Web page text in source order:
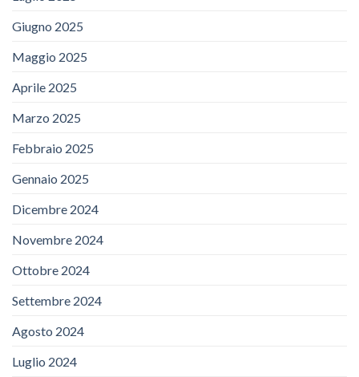
Giugno 2025
Maggio 2025
Aprile 2025
Marzo 2025
Febbraio 2025
Gennaio 2025
Dicembre 2024
Novembre 2024
Ottobre 2024
Settembre 2024
Agosto 2024
Luglio 2024